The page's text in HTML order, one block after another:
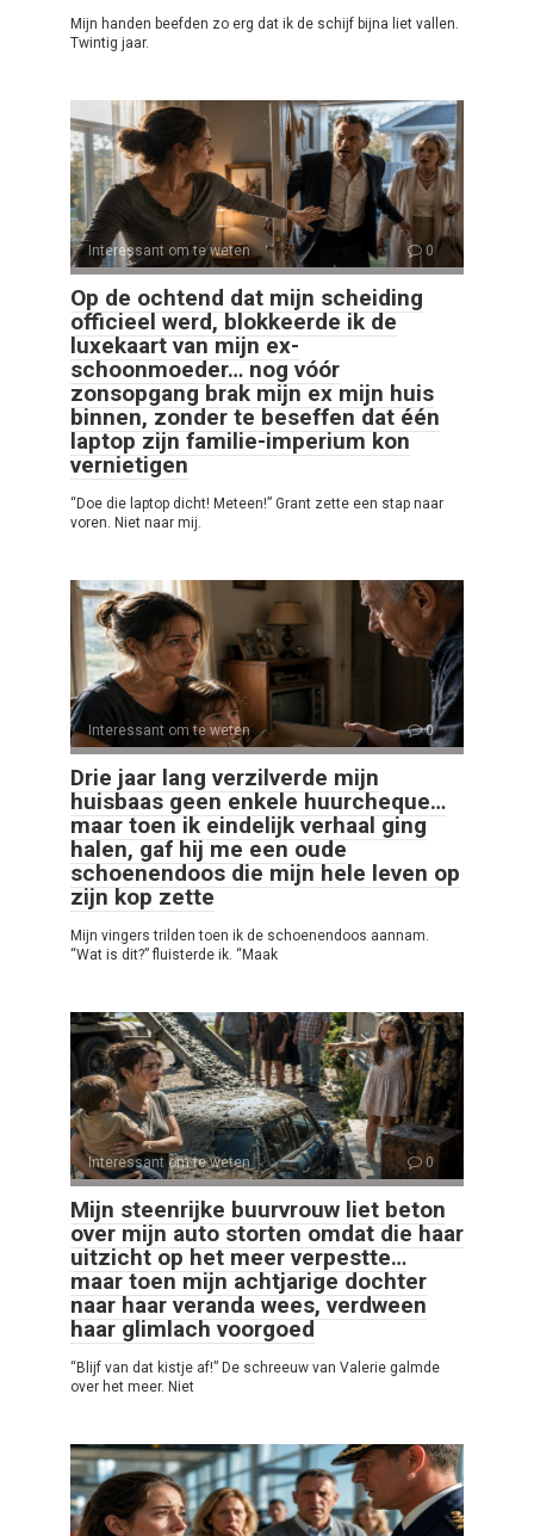
Mijn handen beefden zo erg dat ik de schijf bijna liet vallen.
Twintig jaar.
Interessant om te weten 0
Op de ochtend dat mijn scheiding
officieel werd, blokkeerde ik de
luxekaart van mijn ex-
schoonmoeder… nog vóór
zonsopgang brak mijn ex mijn huis
binnen, zonder te beseffen dat één
laptop zijn familie-imperium kon
vernietigen
“Doe die laptop dicht! Meteen!” Grant zette een stap naar
voren. Niet naar mij.
Interessant om te weten 0
Drie jaar lang verzilverde mijn
huisbaas geen enkele huurcheque…
maar toen ik eindelijk verhaal ging
halen, gaf hij me een oude
schoenendoos die mijn hele leven op
zijn kop zette
Mijn vingers trilden toen ik de schoenendoos aannam.
“Wat is dit?” fluisterde ik. “Maak
Interessant om te weten 0
Mijn steenrijke buurvrouw liet beton
over mijn auto storten omdat die haar
uitzicht op het meer verpestte…
maar toen mijn achtjarige dochter
naar haar veranda wees, verdween
haar glimlach voorgoed
“Blijf van dat kistje af!” De schreeuw van Valerie galmde
over het meer. Niet